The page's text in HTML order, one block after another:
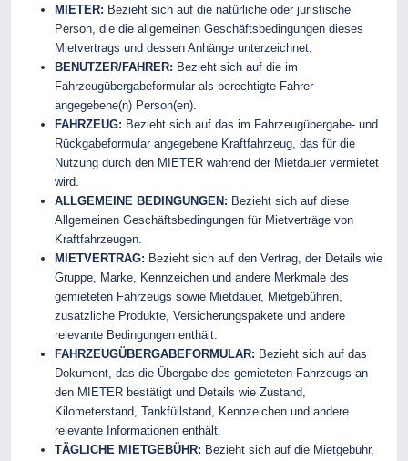
MIETER: Bezieht sich auf die natürliche oder juristische
Person, die die allgemeinen Geschäftsbedingungen dieses
Mietvertrags und dessen Anhänge unterzeichnet.
BENUTZER/FAHRER: Bezieht sich auf die im
Fahrzeugübergabeformular als berechtigte Fahrer
angegebene(n) Person(en).
FAHRZEUG: Bezieht sich auf das im Fahrzeugübergabe- und
Rückgabeformular angegebene Kraftfahrzeug, das für die
Nutzung durch den MIETER während der Mietdauer vermietet
wird.
ALLGEMEINE BEDINGUNGEN: Bezieht sich auf diese
Allgemeinen Geschäftsbedingungen für Mietverträge von
Kraftfahrzeugen.
MIETVERTRAG: Bezieht sich auf den Vertrag, der Details wie
Gruppe, Marke, Kennzeichen und andere Merkmale des
gemieteten Fahrzeugs sowie Mietdauer, Mietgebühren,
zusätzliche Produkte, Versicherungspakete und andere
relevante Bedingungen enthält.
FAHRZEUGÜBERGABEFORMULAR: Bezieht sich auf das
Dokument, das die Übergabe des gemieteten Fahrzeugs an
den MIETER bestätigt und Details wie Zustand,
Kilometerstand, Tankfüllstand, Kennzeichen und andere
relevante Informationen enthält.
TÄGLICHE MIETGEBÜHR: Bezieht sich auf die Mietgebühr,